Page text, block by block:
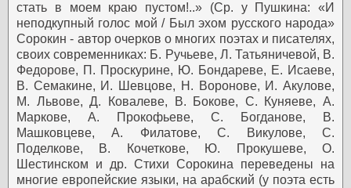
стать в моем краю пустом!..» (Ср. у Пушкина: «И
неподкупный голос мой / Был эхом русского народа»
Сорокин - автор очерков о многих поэтах и писателях,
своих современниках: Б. Ручьеве, Л. Татьяничевой, В.
Федорове, П. Проскурине, Ю. Бондареве, Е. Исаеве,
В. Семакине, И. Шевцове, Н. Воронове, И. Акулове,
М. Львове, Д. Ковалеве, В. Бокове, С. Куняеве, А.
Маркове, А. Прокофьеве, С. Богданове, В.
Машковцеве, А. Филатове, С. Викулове, С.
Поделкове, В. Кочеткове, Ю. Прокушеве, О.
Шестинском и др. Стихи Сорокина переведены на
многие европейские языки, на арабский (у поэта есть